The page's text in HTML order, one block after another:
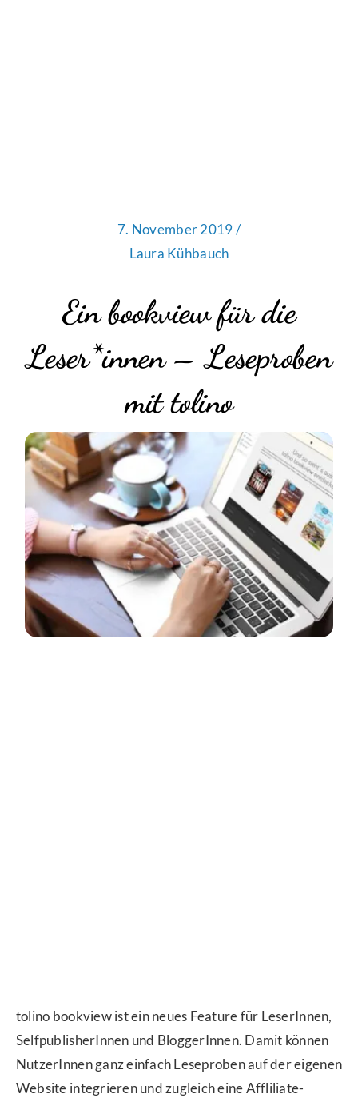
7. November 2019 /
Laura Kühbauch
Ein bookview für die
Leser*innen – Leseproben
mit tolino
tolino bookview ist ein neues Feature für LeserInnen,
SelfpublisherInnen und BloggerInnen. Damit können
NutzerInnen ganz einfach Leseproben auf der eigenen
Website integrieren und zugleich eine Affliliate-